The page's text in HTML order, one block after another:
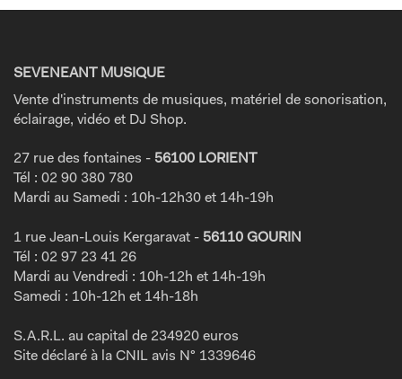
SEVENEANT MUSIQUE
Vente d'instruments de musiques, matériel de sonorisation,
éclairage, vidéo et DJ Shop.
27 rue des fontaines - 56100 LORIENT
Tél : 02 90 380 780
Mardi au Samedi : 10h-12h30 et 14h-19h
1 rue Jean-Louis Kergaravat - 56110 GOURIN
Tél : 02 97 23 41 26
Mardi au Vendredi : 10h-12h et 14h-19h
Samedi : 10h-12h et 14h-18h
S.A.R.L. au capital de 234920 euros
Site déclaré à la CNIL avis N° 1339646